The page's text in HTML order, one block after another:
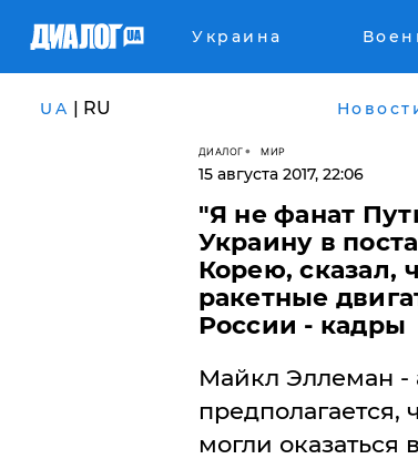
Украина
UA | RU
ДИАЛОГ МИР
15 августа 2017, 22:06
"Я не фанат
Украину в
Корею, сказал,
ракетные
России - кадры
Майкл Эллеман -
предполагается,
могли